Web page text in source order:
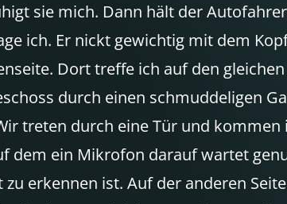
sie mich. Dann hält der
ich. Er nickt gewichtig mit dem
Dort treffe ich auf den
durch einen schmuddeligen
treten durch eine Tür und
dem ein Mikrofon darauf wartet
erkennen ist. Auf der anderen